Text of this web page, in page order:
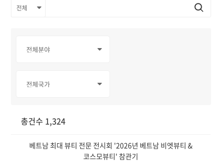
총건수 1,324
베트남 최대 뷰티 전문 전시회 '2026년 베트남 비엣뷰티 &
코스모뷰티' 참관기